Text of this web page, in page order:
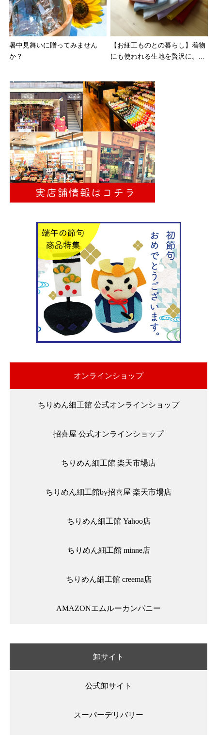
暑中見舞いに贈ってみません
か？
【お細工ものとの暮らし】着物
にも使われる生地を贅沢に。...
オンラインショップ
ちりめん細工館 公式オンラインショップ
招喜屋 公式オンラインショップ
ちりめん細工館 楽天市場店
ちりめん細工館by招喜屋 楽天市場店
ちりめん細工館 Yahoo店
ちりめん細工館 minne店
ちりめん細工館 creema店
AMAZONエムルーカンパニー
卸サイト
公式卸サイト
スーパーデリバリー